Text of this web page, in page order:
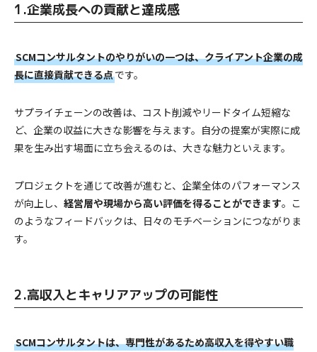
1.企業成長への貢献と達成感
SCMコンサルタントのやりがいの一つは、クライアント企業の成
長に直接貢献できる点です。
サプライチェーンの改善は、コスト削減やリードタイム短縮な
ど、企業の収益に大きな影響を与えます。自分の提案が実際に成
果を生み出す場面に立ち会えるのは、大きな魅力といえます。
プロジェクトを通じて改善が進むと、企業全体のパフォーマンス
が向上し、 経営層や現場から高い評価を得ることができます。こ
のようなフィードバックは、日々のモチベーションにつながりま
す。
2.高収入とキャリアアップの可能性
SCMコンサルタントは、専門性があるため高収入を得やすい職